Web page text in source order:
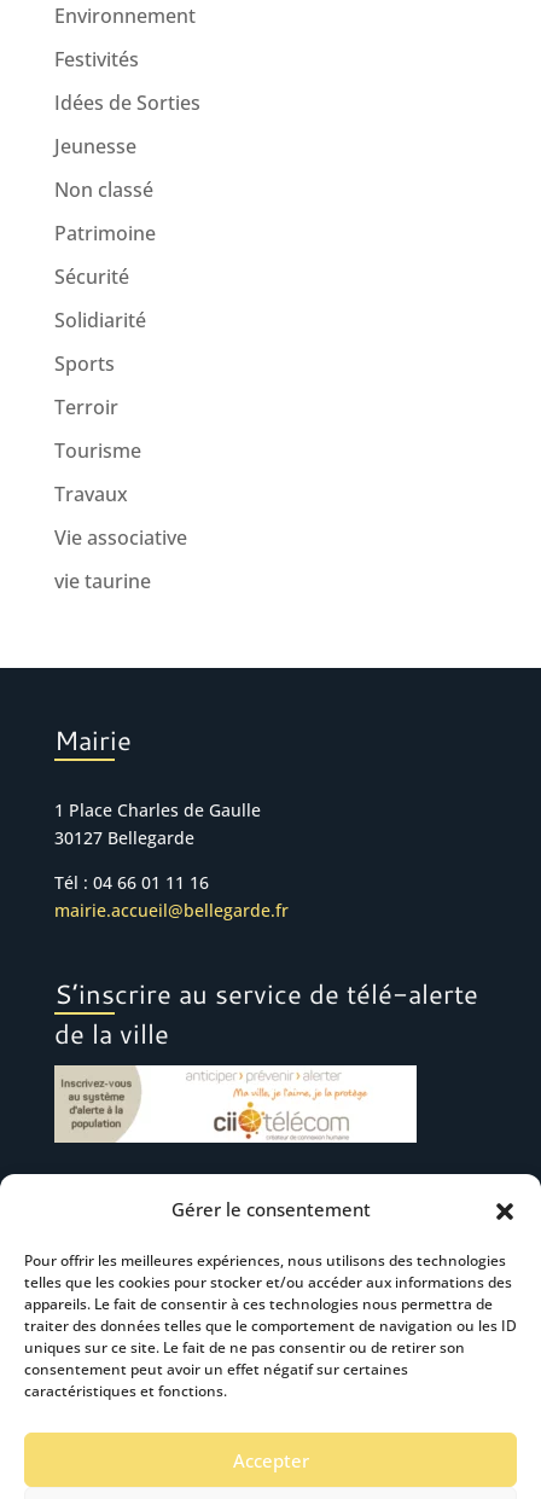
Gérer le consentement
Pour offrir les meilleures expériences, nous utilisons des technologies
telles que les cookies pour stocker et/ou accéder aux informations des
appareils. Le fait de consentir à ces technologies nous permettra de
traiter des données telles que le comportement de navigation ou les ID
uniques sur ce site. Le fait de ne pas consentir ou de retirer son
consentement peut avoir un effet négatif sur certaines
caractéristiques et fonctions.
Accepter
Environnement
Festivités
Idées de Sorties
Jeunesse
Non classé
Patrimoine
Sécurité
Solidiarité
Sports
Terroir
Tourisme
Travaux
Vie associative
vie taurine
Mairie
1 Place Charles de Gaulle
30127 Bellegarde
Tél : 04 66 01 11 16
mairie.accueil@bellegarde.fr
S’inscrire au service de télé-alerte
de la ville
Suivez-nous
S’abonner à la newsletter